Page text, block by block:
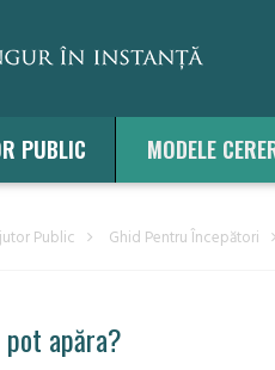
PUBLIC MODELE
Public Ghid Pentru Începători
pot apăra?